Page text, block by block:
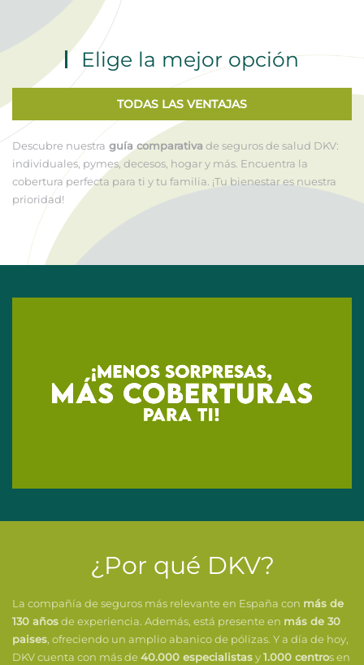
Elige la mejor opción
TODAS LAS VENTAJAS
Descubre nuestra guía comparativa de seguros de salud DKV:
individuales, pymes, decesos, hogar y más. Encuentra la
cobertura perfecta para ti y tu familia. ¡Tu bienestar es nuestra
prioridad!
¿Por qué DKV?
La compañía de seguros más relevante en España con más de
130 añosde experiencia. Además, está presente en más de 30
paises, ofreciendo un amplio abanico de pólizas. Y a día de hoy,
DKV cuenta con más de40.000 especialistasy1.000 centros en